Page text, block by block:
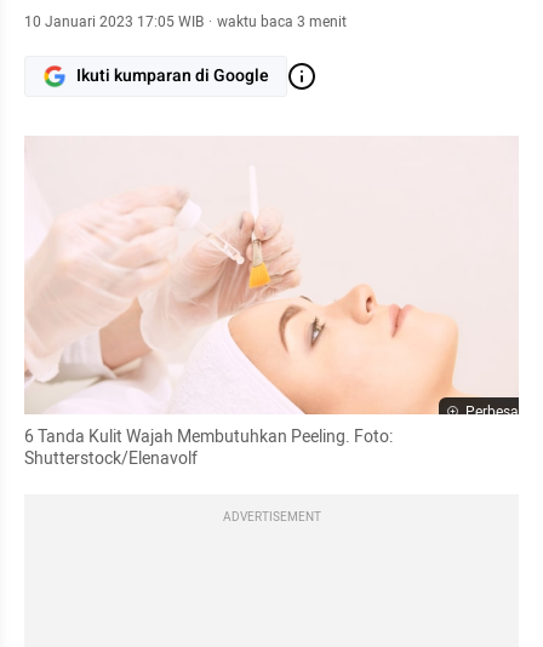
10 Januari 2023 17:05 WIB · waktu baca 3 menit
Ikuti kumparan di Google
Perbesar
6 Tanda Kulit Wajah Membutuhkan Peeling. Foto:
Shutterstock/Elenavolf
ADVERTISEMENT